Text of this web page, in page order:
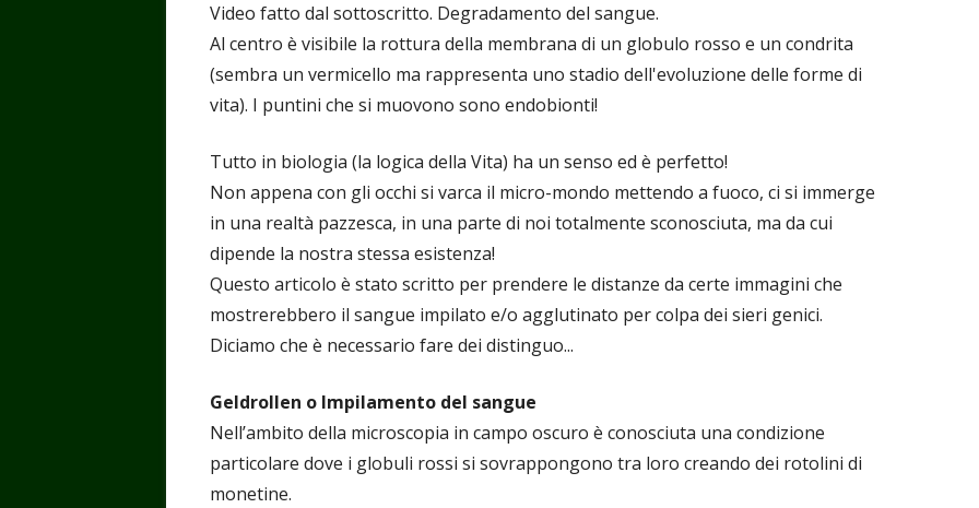
Video fatto dal sottoscritto. Degradamento del sangue.
Al centro è visibile la rottura della membrana di un globulo rosso e un condrita
(sembra un vermicello ma rappresenta uno stadio dell'evoluzione delle forme di
vita). I puntini che si muovono sono endobionti!
Tutto in biologia (la logica della Vita) ha un senso ed è perfetto!
Non appena con gli occhi si varca il micro-mondo mettendo a fuoco, ci si immerge
in una realtà pazzesca, in una parte di noi totalmente sconosciuta, ma da cui
dipende la nostra stessa esistenza!
Questo articolo è stato scritto per prendere le distanze da certe immagini che
mostrerebbero il sangue impilato e/o agglutinato per colpa dei sieri genici.
Diciamo che è necessario fare dei distinguo...
Geldrollen o Impilamento del sangue
Nell’ambito della microscopia in campo oscuro è conosciuta una condizione
particolare dove i globuli rossi si sovrappongono tra loro creando dei rotolini di
monetine.